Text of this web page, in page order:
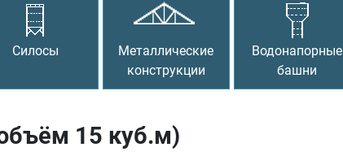
Силосы
Металлические
конструкции
Водонапорные
башни
15 куб.м)